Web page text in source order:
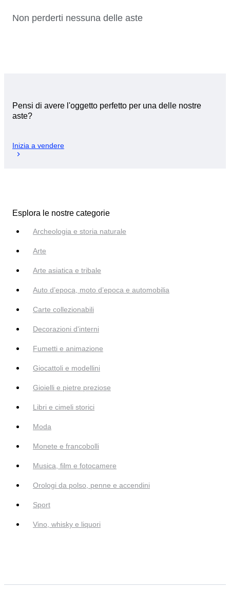
Non perderti nessuna delle aste
Pensi di avere l'oggetto perfetto per una delle nostre
aste?
Inizia a vendere
Esplora le nostre categorie
Archeologia e storia naturale
Arte
Arte asiatica e tribale
Auto d’epoca, moto d’epoca e automobilia
Carte collezionabili
Decorazioni d'interni
Fumetti e animazione
Giocattoli e modellini
Gioielli e pietre preziose
Libri e cimeli storici
Moda
Monete e francobolli
Musica, film e fotocamere
Orologi da polso, penne e accendini
Sport
Vino, whisky e liquori